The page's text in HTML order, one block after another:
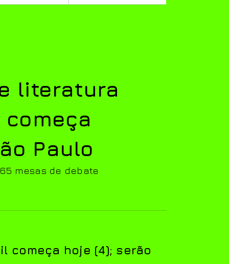
literatura
Paulo
mesas de debate
começa hoje (4); serão